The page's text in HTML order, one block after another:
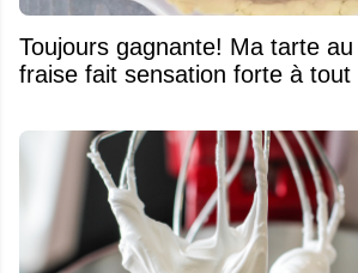
Toujours gagnante! Ma tarte
fraise fait sensation forte à tout